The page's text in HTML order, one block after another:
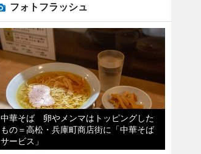
フォトフラッシュ
中華そば 卵やメンマはトッピングした
もの＝高松・兵庫町商店街に「中華そば
サービス」